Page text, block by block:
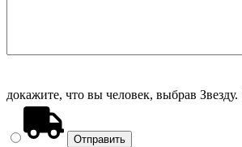
докажите, что вы человек, выбрав Звезду.